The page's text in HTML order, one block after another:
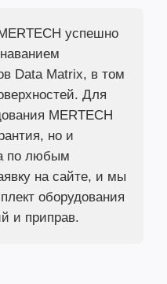
успешно
Data Matrix, в том
Для
MERTECH
но и
по любым
на сайте, и мы
оборудования
и приправ.